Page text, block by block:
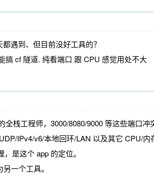
遇到、但目前没好工具的？
搞 cf 隧道. 纯看端口 跟 CPU 感觉用处不大
栈工程师，3000/8080/9000 等这些端口冲
IPv4/v6/本地回环/LAN 以及其它 CPU/
是这个 app 的定位。
一个工具。